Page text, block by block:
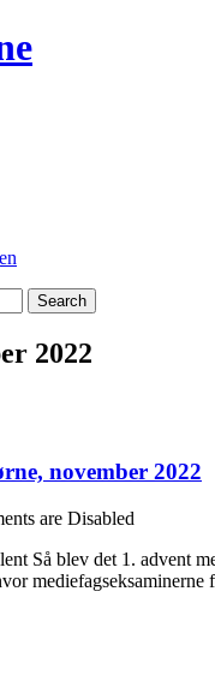
2022
november 2022
are Disabled
Så blev det 1. advent